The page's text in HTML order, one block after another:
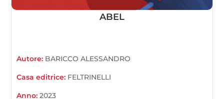
ABEL
Autore: BARICCO ALESSANDRO
Casa editrice: FELTRINELLI
Anno:2023